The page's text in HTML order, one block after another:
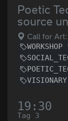
Poetic
source
Call for
WORKSHOP
VISIONARY
19:30
Tag 3